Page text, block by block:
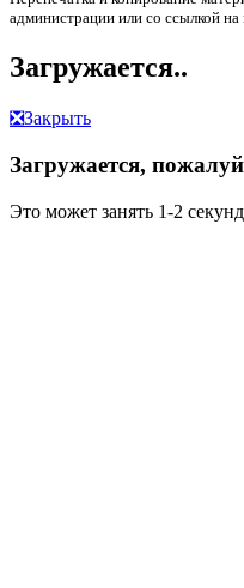
администрации или со ссылкой на
Загружается..
❎Закрыть
Загружается,
Это может занять 1-2